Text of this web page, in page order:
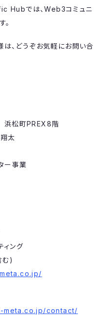
Hubでは、Web3コミュニ
。
、どうぞお気軽にお問い合
浜松町PREX8階
太
ー事業
ング
む)
contact/